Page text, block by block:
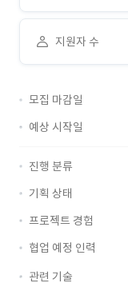
지원자 수
모집 마감일
예상 시작일
진행 분류
기획 상태
프로젝트 경험
협업 예정 인력
관련 기술